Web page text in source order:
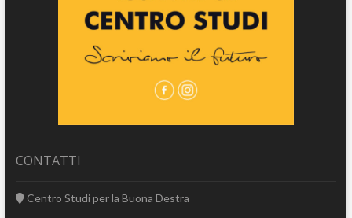
CONTATTI
Centro Studi per la Buona Destra